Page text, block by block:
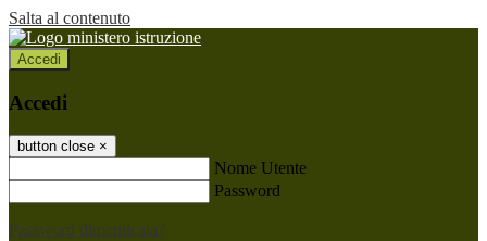
Salta al contenuto
Accedi
Accedi
button close ×
Nome Utente
Password
Password dimenticata?